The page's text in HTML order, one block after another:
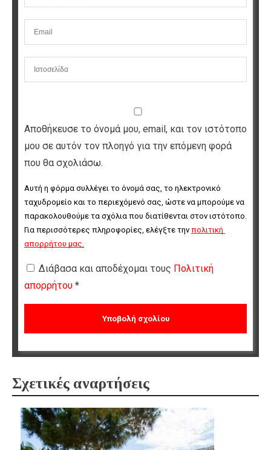
Αποθήκευσε το όνομά μου, email, και τον ιστότοπο
μου σε αυτόν τον πλοηγό για την επόμενη φορά
που θα σχολιάσω.
Αυτή η φόρμα συλλέγει το όνομά σας, το ηλεκτρονικό
ταχυδρομείο και το περιεχόμενό σας, ώστε να μπορούμε να
παρακολουθούμε τα σχόλια που διατίθενται στον ιστότοπο.
Για περισσότερες πληροφορίες, ελέγξτε την πολιτική
απορρήτου μας.
Διάβασα και αποδέχομαι τους Πολιτική
απορρήτου *
Σχετικές αναρτήσεις